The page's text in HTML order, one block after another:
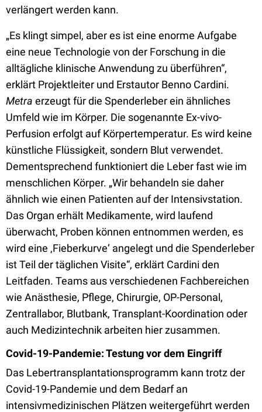
verlängert werden kann.
„Es klingt simpel, aber es ist eine enorme Aufgabe
eine neue Technologie von der Forschung in die
alltägliche klinische Anwendung zu überführen“,
erklärt Projektleiter und Erstautor Benno Cardini.
Metra erzeugt für die Spenderleber ein ähnliches
Umfeld wie im Körper. Die sogenannte Ex-vivo-
Perfusion erfolgt auf Körpertemperatur. Es wird keine
künstliche Flüssigkeit, sondern Blut verwendet.
Dementsprechend funktioniert die Leber fast wie im
menschlichen Körper. „Wir behandeln sie daher
ähnlich wie einen Patienten auf der Intensivstation.
Das Organ erhält Medikamente, wird laufend
überwacht, Proben können entnommen werden, es
wird eine ‚Fieberkurve‘ angelegt und die Spenderleber
ist Teil der täglichen Visite“, erklärt Cardini den
Leitfaden. Teams aus verschiedenen Fachbereichen
wie Anästhesie, Pflege, Chirurgie, OP-Personal,
Zentrallabor, Blutbank, Transplant-Koordination oder
auch Medizintechnik arbeiten hier zusammen.
Covid-19-Pandemie: Testung vor dem Eingriff
Das Lebertransplantationsprogramm kann trotz der
Covid-19-Pandemie und dem Bedarf an
intensivmedizinischen Plätzen weitergeführt werden